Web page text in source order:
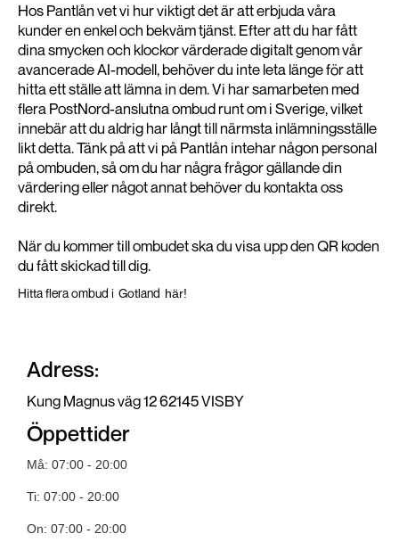
Hos Pantlån vet vi hur viktigt det är att erbjuda våra
kunder en enkel och bekväm tjänst. Efter att du har fått
dina smycken och klockor värderade digitalt genom vår
avancerade AI-modell, behöver du inte leta länge för att
hitta ett ställe att lämna in dem. Vi har samarbeten med
flera PostNord-anslutna ombud runt om i Sverige, vilket
innebär att du aldrig har långt till närmsta inlämningsställe
likt detta. Tänk på att vi på Pantlån intehar någon personal
på ombuden, så om du har några frågor gällande din
värdering eller något annat behöver du kontakta oss
direkt.
När du kommer till ombudet ska du visa upp den QR koden
du fått skickad till dig.
Hitta flera ombud i Gotland här!
Adress:
Kung Magnus väg 12 62145 VISBY
Öppettider
Må: 07:00 - 20:00
Ti: 07:00 - 20:00
On: 07:00 - 20:00